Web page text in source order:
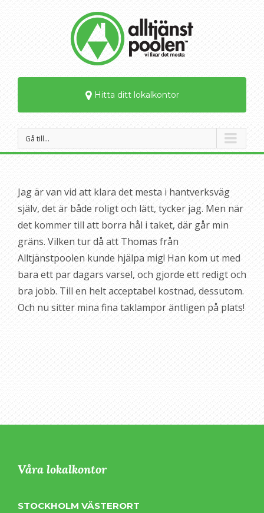
Hitta ditt lokalkontor
Gå till…
Jag är van vid att klara det mesta i hantverksväg
själv, det är både roligt och lätt, tycker jag. Men när
det kommer till att borra hål i taket, där går min
gräns. Vilken tur då att Thomas från
Alltjänstpoolen kunde hjälpa mig! Han kom ut med
bara ett par dagars varsel, och gjorde ett redigt och
bra jobb. Till en helt acceptabel kostnad, dessutom.
Och nu sitter mina fina taklampor äntligen på plats!
Våra lokalkontor
STOCKHOLM VÄSTERORT